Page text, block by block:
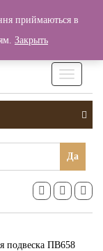
0 грн.
Да
подвеска ПВ658
приймаються в
Закрыть